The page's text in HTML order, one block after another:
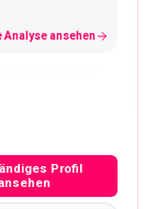
Analyse ansehen
Profil